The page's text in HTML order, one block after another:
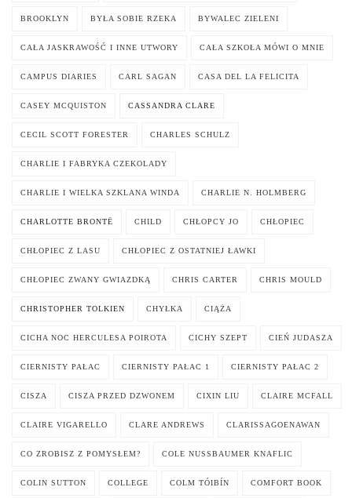
BROOKLYN BYŁA SOBIE RZEKA BYWALEC ZIELENI
CAŁA JASKRAWOŚĆ I INNE UTWORY CAŁA SZKOŁA MÓWI O MNIE
CAMPUS DIARIES CARL SAGAN CASA DEL LA FELICITA
CASEY MCQUISTON CASSANDRA CLARE
CECIL SCOTT FORESTER CHARLES SCHULZ
CHARLIE I FABRYKA CZEKOLADY
CHARLIE I WIELKA SZKLANA WINDA CHARLIE N. HOLMBERG
CHARLOTTE BRONTË CHILD CHŁOPCY JO CHŁOPIEC
CHŁOPIEC Z LASU CHŁOPIEC Z OSTATNIEJ ŁAWKI
CHŁOPIEC ZWANY GWIAZDKĄ CHRIS CARTER CHRIS MOULD
CHRISTOPHER TOLKIEN CHYŁKA CIĄŻA
CICHA NOC HERCULESA POIROTA CICHY SZEPT CIEŃ JUDASZA
CIERNISTY PAŁAC CIERNISTY PAŁAC 1 CIERNISTY PAŁAC 2
CISZA CISZA PRZED DZWONEM CIXIN LIU CLAIRE MCFALL
CLAIRE VIGARELLO CLARE ANDREWS CLARISSAGOENAWAN
CO ZROBISZ Z POMYSŁEM? COLE NUSSBAUMER KNAFLIC
COLIN SUTTON COLLEGE COLM TÓIBÍN COMFORT BOOK